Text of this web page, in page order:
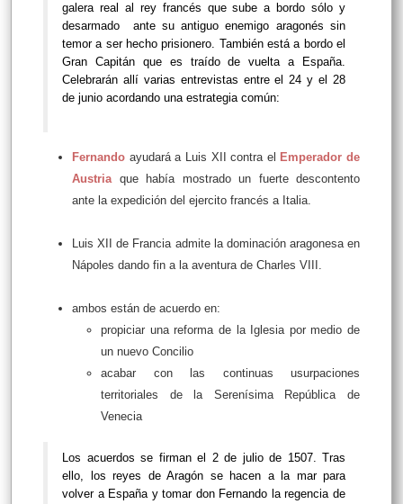
galera real al rey francés que sube a bordo sólo y
desarmado ante su antiguo enemigo aragonés sin
temor a ser hecho prisionero. También está a bordo el
Gran Capitán que es traído de vuelta a España.
Celebrarán allí varias entrevistas entre el 24 y el 28
de junio acordando una estrategia común:
Fernando ayudará a Luis XII contra el Emperador de
Austria que había mostrado un fuerte descontento
ante la expedición del ejercito francés a Italia.
Luis XII de Francia admite la dominación aragonesa en
Nápoles dando fin a la aventura de Charles VIII.
ambos están de acuerdo en:
propiciar una reforma de la Iglesia por medio de
un nuevo Concilio
acabar con las continuas usurpaciones
territoriales de la Serenísima República de
Venecia
Los acuerdos se firman el 2 de julio de 1507. Tras
ello, los reyes de Aragón se hacen a la mar para
volver a España y tomar don Fernando la regencia de